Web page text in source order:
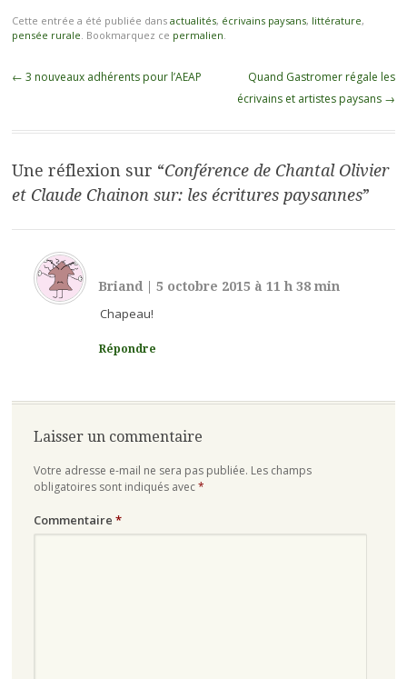
Cette entrée a été publiée dans actualités, écrivains paysans, littérature,
pensée rurale . Bookmarquez ce permalien
Navigation des articles
← 3 nouveaux adhérents pour l’AEAP
Quand Gastromer régale les
écrivains et artistes paysans →
Une réflexion sur “Conférence de Chantal Olivier
et Claude Chainon sur: les écritures paysannes”
Briand |5 octobre 2015 à 11 h 38 min
Chapeau!
Répondre
Laisser un commentaire
Votre adresse e-mail ne sera pas publiée. Les champs
obligatoires sont indiqués avec*
Commentaire *